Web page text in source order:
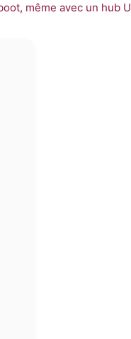
même avec un hub